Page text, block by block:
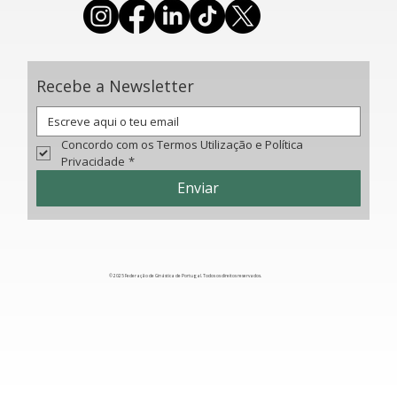
Recebe a Newsletter
Concordo com os Termos Utilização e Política
Privacidade *
Enviar
© 2025 Federação de Ginástica de Portugal. Todos os direitos reservados.